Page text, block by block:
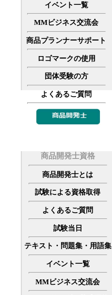
イベント一覧
MMビジネス交流会
商品プランナーサポート
ロゴマークの使用
団体受験の方
よくあるご質問
商品開発士資格
商品開発士とは
試験による資格取得
よくあるご質問
試験当日
テキスト・問題集・用語集
イベント一覧
MMビジネス交流会